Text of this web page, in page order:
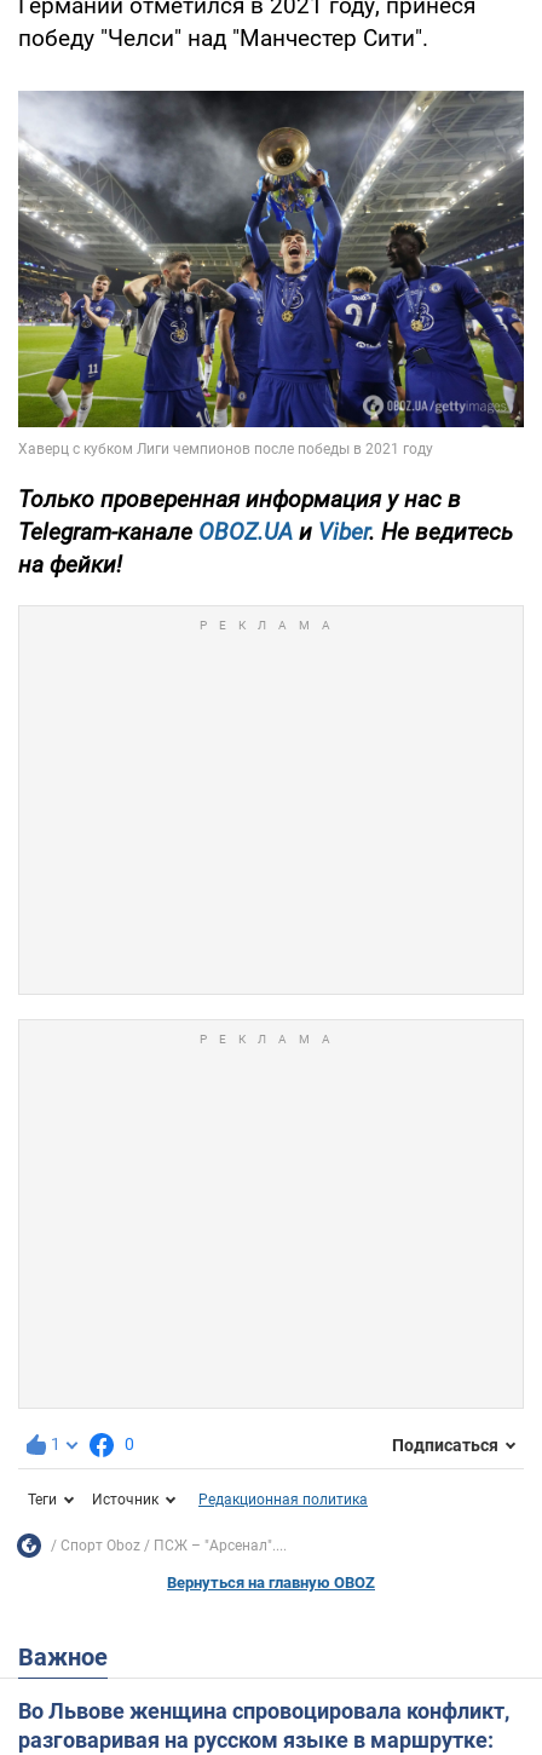
победу "Челси" над "Манчестер Сити".
Только проверенная информация у нас в
Telegram-канале OBOZ.UA и Viber. Не ведитесь
на фейки!
1 0 Подписаться
Теги Источник Редакционная политика
Спорт Oboz ПСЖ – "Арсенал"....
Вернуться на главную OBOZ
Важное
Во Львове женщина спровоцировала конфликт,
разговаривая на русском языке в маршрутке: